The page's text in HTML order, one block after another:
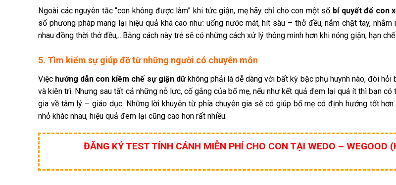
Ngoài các nguyên tắc “con không được làm” khi tức giận, mẹ hãy chỉ cho con một số bí quyết để con
số phương pháp mang lại hiệu quả khá cao như: uống nước mát, hít sâu – thở đều, nắm chặt tay, nhắm
nhau đồng thời thở đều,…Bằng cách này trẻ sẽ có những cách xử lý thông minh hơn khi nóng giận, hạn
5. Tìm kiếm sự giúp đỡ từ những người có chuyên môn
Việc hướng dẫn con kiềm chế sự giận dữkhông phải là dễ dàng với bất kỳ bậc phụ huynh nào, đòi hỏi
và kiên trì. Nhưng sau tất cả những nỗ lực, cố gắng của bố mẹ, nếu như kết quả đem lại quá ít thì bạn có
gia về tâm lý – giáo dục. Những lời khuyên từ phía chuyên gia sẽ có giúp bố mẹ có định hướng tốt
nhỏ khác nhau, hiệu quả đem lại cũng cao hơn rất nhiều.
ĐĂNG KÝ TEST TÍNH CÁNH MIỄN PHÍ CHO CON TẠI WEDO – WEGOOD